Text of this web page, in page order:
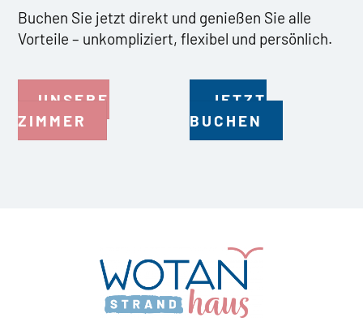
Buchen Sie jetzt direkt und genießen Sie alle
Vorteile – unkompliziert, flexibel und persönlich.
UNSERE
ZIMMER
JETZT
BUCHEN